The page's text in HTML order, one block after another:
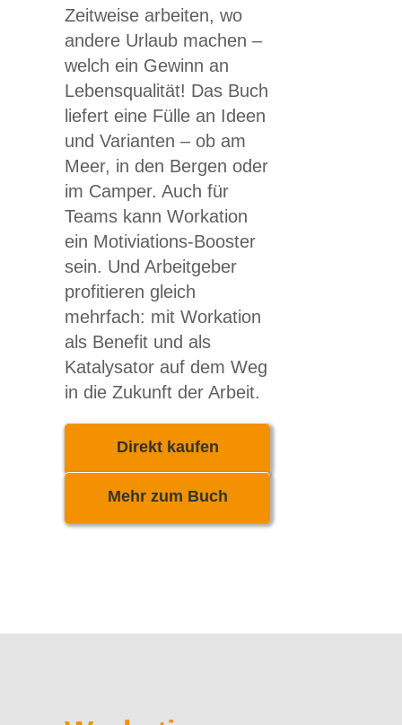
Zeitweise arbeiten, wo
andere Urlaub machen –
welch ein Gewinn an
Lebensqualität! Das Buch
liefert eine Fülle an Ideen
und Varianten – ob am
Meer, in den Bergen oder
im Camper. Auch für
Teams kann Workation
ein Motiviations-Booster
sein. Und Arbeitgeber
profitieren gleich
mehrfach: mit Workation
als Benefit und als
Katalysator auf dem Weg
in die Zukunft der Arbeit.
Direkt kaufen
Mehr zum Buch